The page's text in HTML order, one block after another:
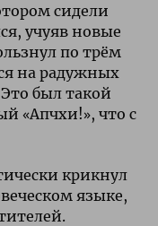
сидели
учуяв новые
по трём
на радужных
был такой
«Апчхи!», что с
крикнул
языке,